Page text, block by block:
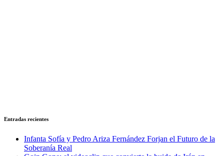
Entradas recientes
Infanta Sofía y Pedro Ariza Fernández Forjan el Futuro de la
Soberanía Real